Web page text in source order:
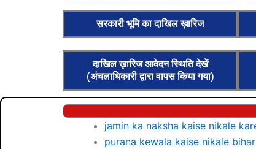
सरकारी भूमि का दाखिल ख़ारिज
दाखिल ख़ारिज आवेदन स्थिति देखें
(अंचलाधिकारी द्वारा वापस किया गया)
jamin ka naksha kaise nikale
purana kewala kaise nikale